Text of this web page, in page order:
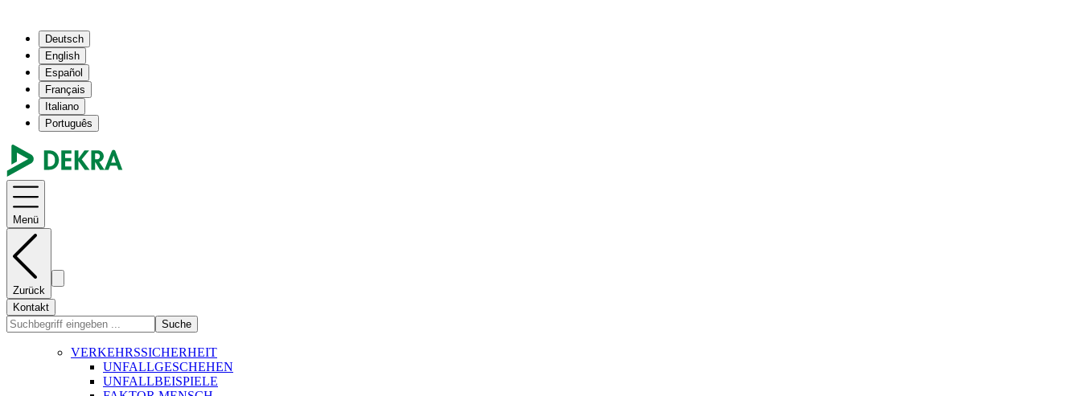
Deutsch
English
Español
Français
Italiano
Português
Menü
Zurück
Kontakt
Suche
VERKEHRSSICHERHEIT
UNFALLGESCHEHEN
UNFALLBEISPIELE